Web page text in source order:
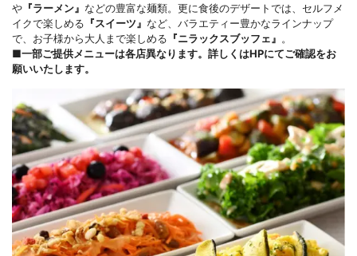
や 『ラーメン』 などの豊富な麺類。更に食後のデザートでは、セルフメ
イクで楽しめる 『スイーツ』 など、バラエティー豊かなラインナップ
で、お子様から大人まで楽しめる 『ニラックスブッフェ』 。
■一部ご提供メニューは各店異なります。詳しくはHPにてご確認をお
願いいたします。